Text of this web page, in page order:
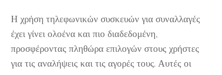
Η χρήση τηλεφωνικών συσκευών για συναλλαγές
έχει γίνει ολοένα και πιο διαδεδομένη,
προσφέροντας πληθώρα επιλογών στους χρήστες
για τις αναλήψεις και τις αγορές τους. Αυτές οι